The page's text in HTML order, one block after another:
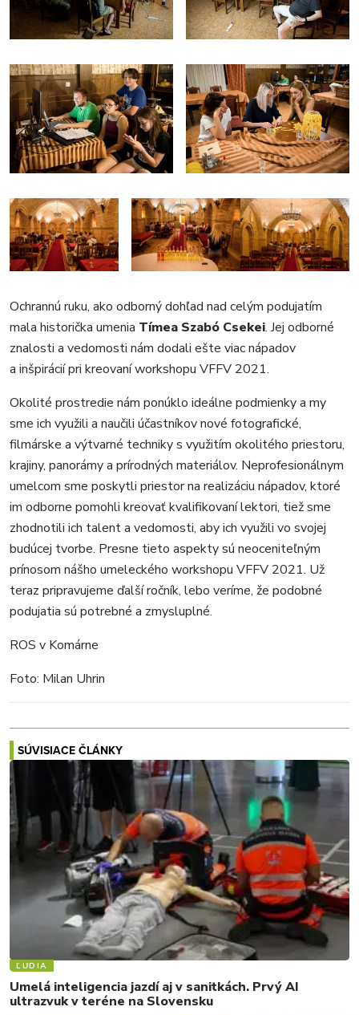
Ochrannú ruku, ako odborný dohľad nad celým podujatím
mala historička umenia Tímea Szabó Csekei. Jej odborné
znalosti a vedomosti nám dodali ešte viac nápadov
a inšpirácií pri kreovaní workshopu VFFV 2021.
Okolité prostredie nám ponúklo ideálne podmienky a my
sme ich využili a naučili účastníkov nové fotografické,
filmárske a výtvarné techniky s využitím okolitého priestoru,
krajiny, panorámy a prírodných materiálov. Neprofesionálnym
umelcom sme poskytli priestor na realizáciu nápadov, ktoré
im odborne pomohli kreovať kvalifikovaní lektori, tiež sme
zhodnotili ich talent a vedomosti, aby ich využili vo svojej
budúcej tvorbe. Presne tieto aspekty sú neoceniteľným
prínosom nášho umeleckého workshopu VFFV 2021. Už
teraz pripravujeme ďalší ročník, lebo veríme, že podobné
podujatia sú potrebné a zmysluplné.
ROS v Komárne
Foto: Milan Uhrin
SÚVISIACE ČLÁNKY
ĽUDIA
Umelá inteligencia jazdí aj v sanitkách. Prvý AI
ultrazvuk v teréne na Slovensku